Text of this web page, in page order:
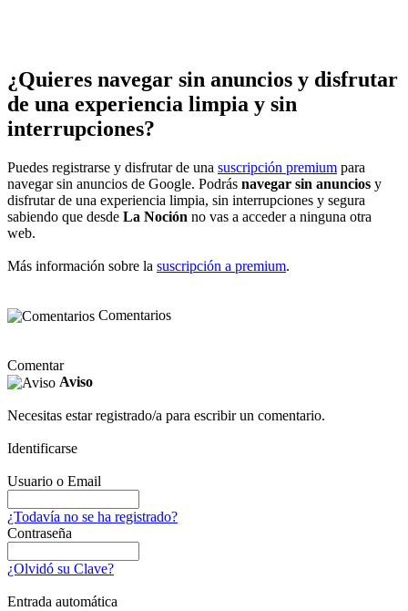
¿Quieres navegar sin anuncios y disfrutar
de una experiencia limpia y sin
interrupciones?
Puedes registrarse y disfrutar de una suscripción premium para
navegar sin anuncios de Google. Podrás navegar sin anuncios y
disfrutar de una experiencia limpia, sin interrupciones y segura
sabiendo que desde La Noción no vas a acceder a ninguna otra
web.
Más información sobre la suscripción a premium.
Comentarios
Comentar
Aviso
Necesitas estar registrado/a para escribir un comentario.
Identificarse
Usuario o Email
¿Todavía no se ha registrado?
Contraseña
¿Olvidó su Clave?
Entrada automática